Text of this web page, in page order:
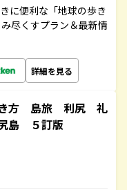
に便利な「地球の歩き
尽くすプラン＆最新情
詳細を見る
方 島旅 利尻 礼
島 ５訂版